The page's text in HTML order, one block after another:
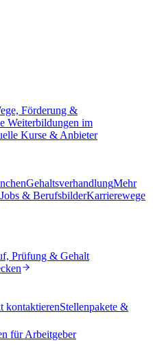
Förderung &
Weiterbildungen im
Kurse & Anbieter
GehaltsverhandlungMehr
& BerufsbilderKarrierewege
Prüfung & Gehalt
kontaktierenStellenpakete &
für Arbeitgeber